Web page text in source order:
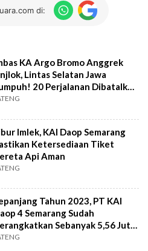
di:
KA Argo Bromo Anggrek
Lintas Selatan Jawa
20 Perjalanan Dibatalkan
Ini
Imlek, KAI Daop Semarang
Ketersediaan Tiket
Api Aman
Tahun 2023, PT KAI
4 Semarang Sudah
Sebanyak 5,56 Juta